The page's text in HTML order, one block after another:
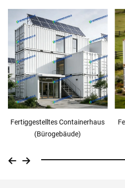
Fertiggestelltes Containerhaus
(Bürogebäude)